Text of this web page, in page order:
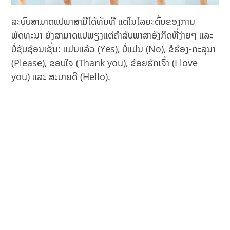
ລະບົບສາມາດແປພາສາມືໄດ້ທັນທີ ແຕ່ໃນໄລຍະຕົ້ນຂອງການ
ພັດທະນາ ຍັງສາມາດແປພຽງແຕ່ຄໍາສັບພາສາອັງກິດທີ່ງ່າຍໆ ແລະ
ບໍ່ຊັບຊ້ອນເຊັ່ນ: ແມ່ນແລ້ວ (Yes), ບໍ່ແມ່ນ (No), ຂໍຮ້ອງ-ກະລຸນາ
(Please), ຂອບໃຈ (Thank you), ຂ້ອຍຮັກເຈົ້າ (I love
you) ແລະ ສະບາຍດີ (Hello).